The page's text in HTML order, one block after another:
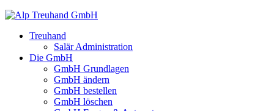
Treuhand
Salär Administration
Die GmbH
GmbH Grundlagen
GmbH ändern
GmbH bestellen
GmbH löschen